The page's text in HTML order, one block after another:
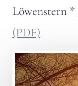
Löwenstern *
(PDF)